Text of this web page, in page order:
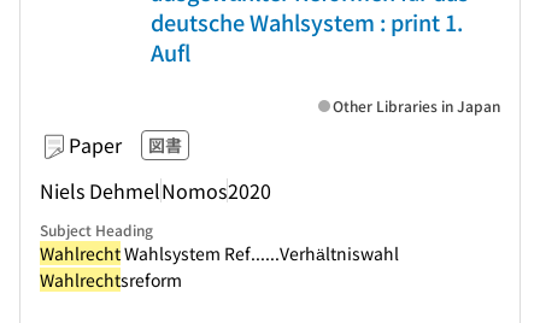
deutsche Wahlsystem : print 1.
Aufl
Paper 図書
Niels DehmelNomos2020
Other Libraries in Japan
Subject Heading
WahlrechtWahlsystem Ref......Verhältniswahl
Wahlrechtsreform